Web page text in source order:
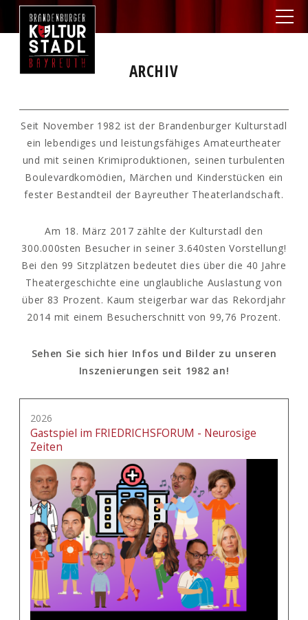
ARCHIV
Seit November 1982 ist der Brandenburger Kulturstadl
ein lebendiges und leistungsfähiges Amateurtheater
und mit seinen Krimiproduktionen, seinen turbulenten
Boulevardkomödien, Märchen und Kinderstücken ein
fester Bestandteil der Bayreuther Theaterlandschaft.
Am 18. März 2017 zählte der Kulturstadl den
300.000sten Besucher in seiner 3.640sten Vorstellung!
Bei den 99 Sitzplätzen bedeutet dies über die 40 Jahre
Theatergeschichte eine unglaubliche Auslastung von
über 83 Prozent. Kaum steigerbar war das Rekordjahr
2014 mit einem Besucherschnitt von 99,76 Prozent.
Sehen Sie sich hier Infos und Bilder zu unseren
Inszenierungen seit 1982 an!
2026
Gastspiel im FRIEDRICHSFORUM - Neurosige
Zeiten